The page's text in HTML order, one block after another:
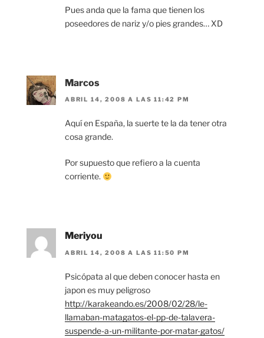
Pues anda que la fama que tienen los
poseedores de nariz y/o pies grandes… XD
Marcos
ABRIL 14, 2008 A LAS 11:42 PM
Aquí en España, la suerte te la da tener otra
cosa grande.
Por supuesto que refiero a la cuenta
corriente.
Meriyou
ABRIL 14, 2008 A LAS 11:50 PM
Psicópata al que deben conocer hasta en
japon es muy peligroso
http://karakeando.es/2008/02/28/le-
llamaban-matagatos-el-pp-de-talavera-
suspende-a-un-militante-por-matar-gatos/